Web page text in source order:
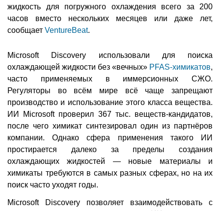
жидкость для погружного охлаждения всего за 200
часов вместо нескольких месяцев или даже лет,
сообщает VentureBeat.
Microsoft Discovery использовали для поиска
охлаждающей жидкости без «вечных» PFAS-химикатов,
часто применяемых в иммерсионных СЖО.
Регуляторы во всём мире всё чаще запрещают
производство и использование этого класса вещества.
ИИ Microsoft проверил 367 тыс. веществ-кандидатов,
после чего химикат синтезировал один из партнёров
компании. Однако сфера применения такого ИИ
простирается далеко за пределы создания
охлаждающих жидкостей — новые материалы и
химикаты требуются в самых разных сферах, но на их
поиск часто уходят годы.
Microsoft Discovery позволяет взаимодействовать с